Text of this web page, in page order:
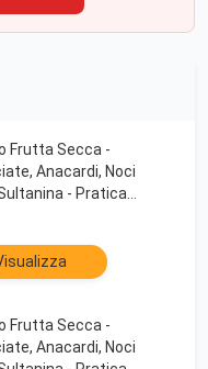
Frutta Secca -
Anacardi, Noci
- Pratica
Chiudi, Vegano 100%
Convenienza 300g
Frutta Secca -
Anacardi, Noci